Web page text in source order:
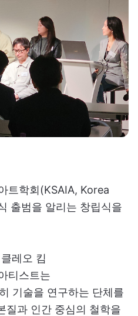
트학회(KSAIA, Korea
출범을 알리는 창립식을
레오 킴
티스트는
기술을 연구하는 단체를
질과 인간 중심의 철학을